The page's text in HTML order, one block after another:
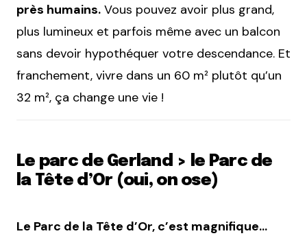
près humains. Vous pouvez avoir plus grand,
plus lumineux et parfois même avec un balcon
sans devoir hypothéquer votre descendance. Et
franchement, vivre dans un 60 m² plutôt qu’un
32 m², ça change une vie !
Le parc de Gerland > le Parc de
la Tête d’Or (oui, on ose)
Le Parc de la Tête d’Or, c’est magnifique…